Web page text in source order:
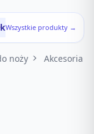
w zestawach
Wszystkie produkty →
noży
Akcesoria